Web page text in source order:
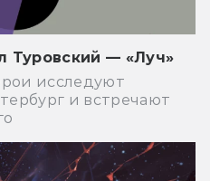
Туровский — «Луч»
исследуют
и встречают